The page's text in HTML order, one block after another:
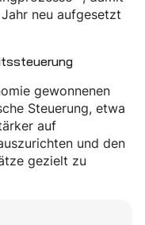
neu aufgesetzt
gewonnenen
Steuerung, etwa
auf
und den
gezielt zu